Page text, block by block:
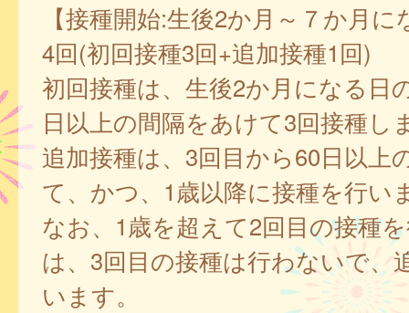
【接種開始:生後2か月～７か月
4回(初回接種3回+追加接種1回)
初回接種は、生後2か月になる日
日以上の間隔をあけて3回接種し
追加接種は、3回目から60日以上
て、かつ、1歳以降に接種を行い
なお、1歳を超えて2回目の接種
は、3回目の接種は行わないで、
います。